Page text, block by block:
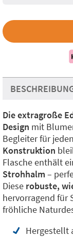
Die extragroße
Design mit
Begleiter für
Konstruktion
Flasche enthält
Strohhalm –
Diese robuste,
hervorragend für
fröhliche
Hergestellt